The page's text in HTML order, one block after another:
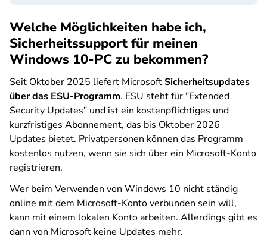
Welche Möglichkeiten habe ich,
Sicherheitssupport für meinen
Windows 10-PC zu bekommen?
Seit Oktober 2025 liefert MicrosoftSicherheitsupdates
über das ESU-Programm. ESU steht für "Extended
Security Updates" und ist ein kostenpflichtiges und
kurzfristiges Abonnement, das bis Oktober 2026
Updates bietet. Privatpersonen können das Programm
kostenlos nutzen, wenn sie sich über ein Microsoft-Konto
registrieren.
Wer beim Verwenden von Windows 10 nicht ständig
online mit dem Microsoft-Konto verbunden sein will,
kann mit einem lokalen Konto arbeiten. Allerdings gibt es
dann von Microsoft keine Updates mehr.